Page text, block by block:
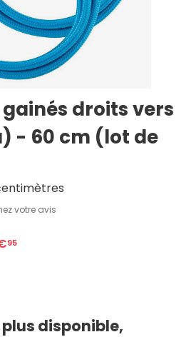
gainés droits vers
- 60 cm (lot de
votre avis
95
disponible,